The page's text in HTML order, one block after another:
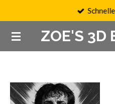
springen
ZOE'S 3D